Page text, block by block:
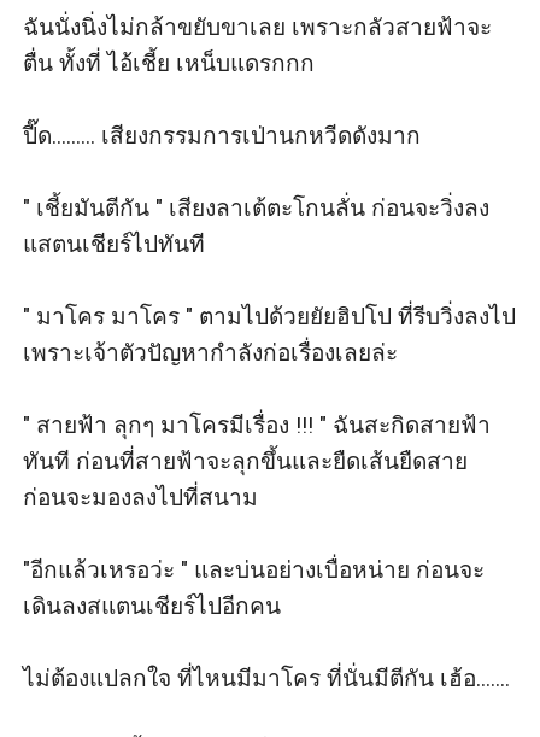
ฉันนั่งนิ่งไม่กล้าขยับขาเลย เพราะกลัวสายฟ้าจะ
ตื่น ทั้งที่ ไอ้เชี้ย เหน็บแดรกกก
ปี๊ด......... เสียงกรรมการเป่านกหวีดดังมาก
" เชี้ยมันตีกัน " เสียงลาเต้ตะโกนลั่น ก่อนจะวิ่งลง
แสตนเชียร์ไปทันที
" มาโคร มาโคร " ตามไปด้วยยัยฮิปโป ที่รีบวิ่งลงไป
เพราะเจ้าตัวปัญหากำลังก่อเรื่องเลยล่ะ
" สายฟ้า ลุกๆ มาโครมีเรื่อง !!! " ฉันสะกิดสายฟ้า
ทันที ก่อนที่สายฟ้าจะลุกขึ้นและยืดเส้นยืดสาย
ก่อนจะมองลงไปที่สนาม
"อีกแล้วเหรอว่ะ " และบ่นอย่างเบื่อหน่าย ก่อนจะ
เดินลงสแตนเชียร์ไปอีกคน
ไม่ต้องแปลกใจ ที่ไหนมีมาโคร ที่นั่นมีตีกัน เฮ้อ.......